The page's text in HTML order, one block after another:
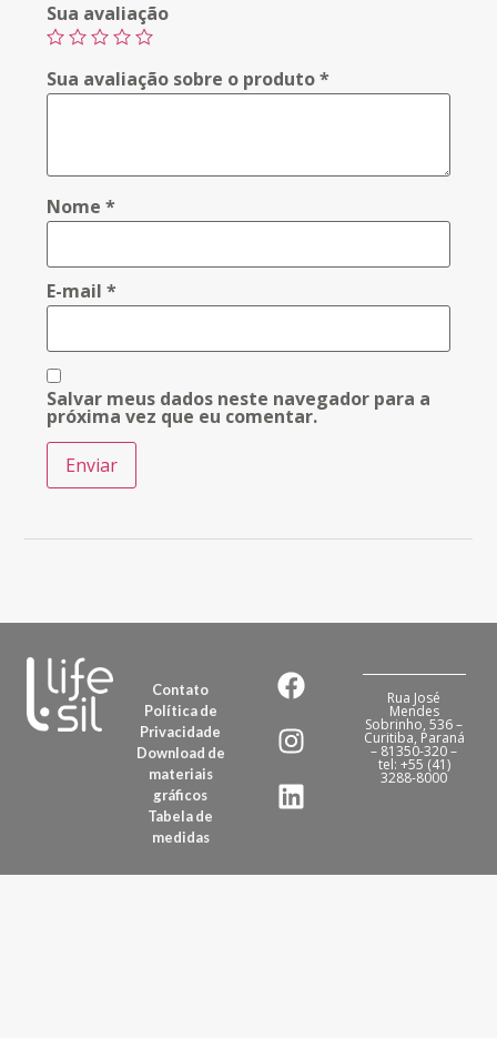
Sua avaliação
Sua avaliação sobre o produto*
Nome*
E-mail*
Salvar meus dados neste navegador para a
próxima vez que eu comentar.
Contato
Política de
Privacidade
Download de
materiais
gráficos
Tabela de
medidas
Rua José
Mendes
Sobrinho, 536 –
Curitiba, Paraná
– 81350-320 –
tel: +55 (41)
3288-8000